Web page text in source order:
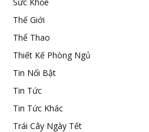
Thế Giới
Thể Thao
Thiết Kế Phòng Ngủ
Tin Nổi Bật
Tin Tức
Tin Tức Khác
Trái Cây Ngày Tết